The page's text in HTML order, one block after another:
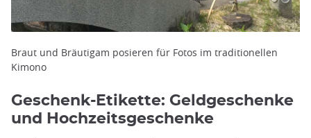
Braut und Bräutigam posieren für Fotos im traditionellen
Kimono
Geschenk-Etikette: Geldgeschenke
und Hochzeitsgeschenke